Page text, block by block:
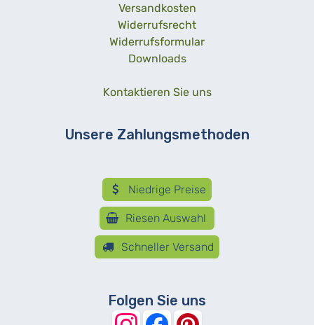
Versandkosten
Widerrufsrecht
Widerrufsformular
Downloads
Kontaktieren Sie uns
Unsere Zahlungsmethoden
Niedrige Preise
Riesen Auswahl
Schneller Versand
Folgen Sie uns